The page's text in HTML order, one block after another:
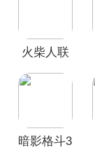
火柴人联
暗影格斗3